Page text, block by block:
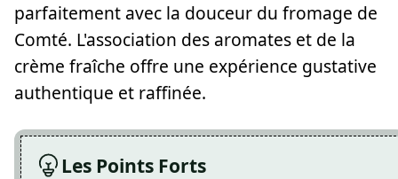
parfaitement avec la douceur du fromage de
Comté. L'association des aromates et de la
crème fraîche offre une expérience gustative
authentique et raffinée.
Les Points Forts